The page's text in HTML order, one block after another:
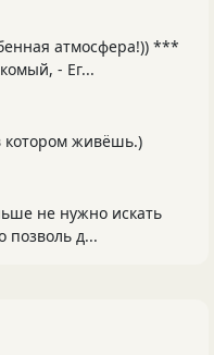
атмосфера!)) ***
- Ег...
котором живёшь.)
не нужно искать
позволь д...